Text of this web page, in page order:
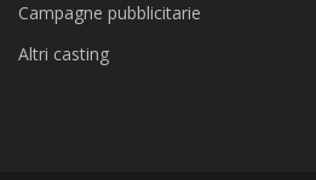
Campagne pubblicitarie
Altri casting